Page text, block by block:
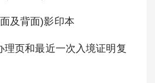
及背面)影印本
理页和最近一次入境证明复